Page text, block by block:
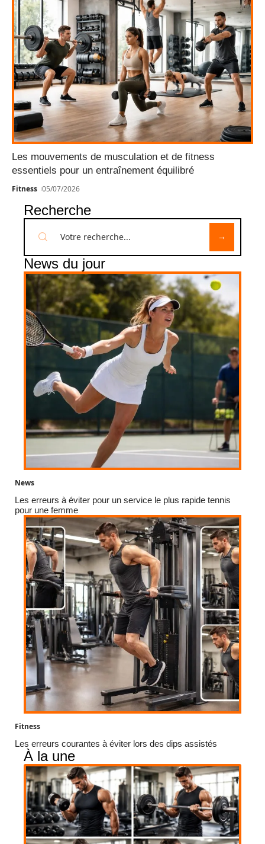
Les mouvements de musculation et de fitness
essentiels pour un entraînement équilibré
Fitness 05/07/2026
Recherche
News du jour
News
Les erreurs à éviter pour un service le plus rapide tennis
pour une femme
Fitness
Les erreurs courantes à éviter lors des dips assistés
À la une